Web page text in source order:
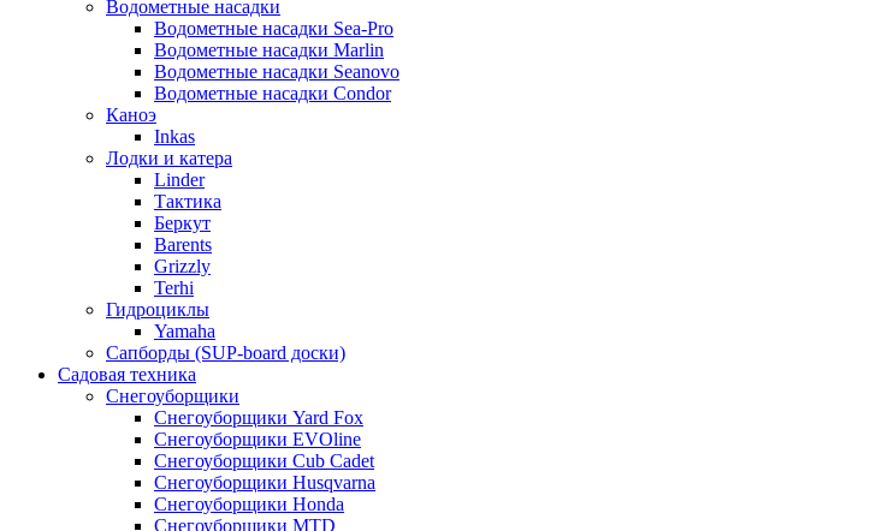
Водометные насадки
Водометные насадки Sea-Pro
Водометные насадки Marlin
Водометные насадки Seanovo
Водометные насадки Condor
Каноэ
Inkas
Лодки и катера
Linder
Тактика
Беркут
Barents
Grizzly
Terhi
Гидроциклы
Yamaha
Сапборды (SUP-board доски)
Садовая техника
Снегоуборщики
Снегоуборщики Yard Fox
Снегоуборщики EVOline
Снегоуборщики Cub Cadet
Снегоуборщики Husqvarna
Снегоуборщики Honda
Снегоуборщики MTD